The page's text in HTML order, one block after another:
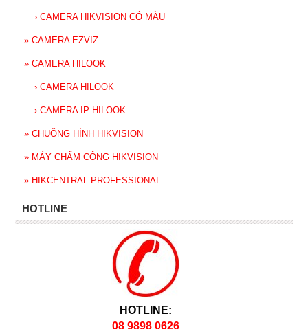
› CAMERA HIKVISION CÓ MÀU
» CAMERA EZVIZ
» CAMERA HILOOK
› CAMERA HILOOK
› CAMERA IP HILOOK
» CHUÔNG HÌNH HIKVISION
» MÁY CHẤM CÔNG HIKVISION
» HIKCENTRAL PROFESSIONAL
HOTLINE
HOTLINE:
08 9898 0626